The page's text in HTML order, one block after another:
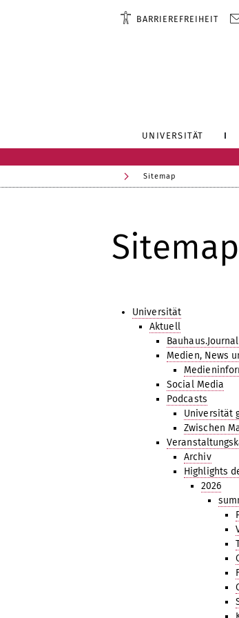
BARRIEREFREIHEIT
UNIVERSITÄT
Sitemap
Sitemap
Universität
Aktuell
Medien, News
Social Media
Podcasts
Universität
Zwischen
Archiv
Highlights
2026